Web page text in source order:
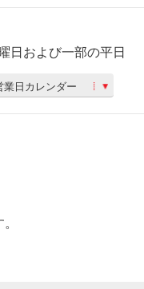
日および一部の平日
業日カレンダー